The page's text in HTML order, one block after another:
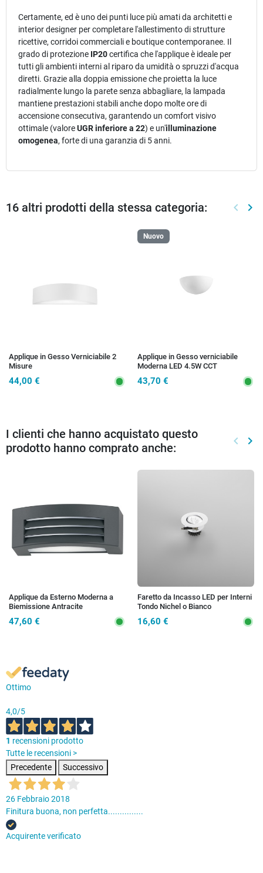
Certamente, ed è uno dei punti luce più amati da architetti e
interior designer per completare l'allestimento di strutture
ricettive, corridoi commerciali e boutique contemporanee. Il
grado di protezione IP20certifica che l'applique è ideale per
tutti gli ambienti interni al riparo da umidità o spruzzi d'acqua
diretti. Grazie alla doppia emissione che proietta la luce
radialmente lungo la parete senza abbagliare, la lampada
mantiene prestazioni stabili anche dopo molte ore di
accensione consecutiva, garantendo un comfort visivo
ottimale (valoreUGR inferiore a 22) e un'illuminazione
omogenea, forte di una garanzia di 5 anni.
16 altri prodotti della stessa categoria: keyboard_arrow_left keyboard_arrow_right
Applique in Gesso Verniciabile 2
Misure
44,00 €
Nuovo
Applique in Gesso verniciabile
Moderna LED 4.5W CCT
43,70 €
I clienti che hanno acquistato questo
prodotto hanno comprato anche:
keyboard_arrow_left keyboard_arrow_right
Applique da Esterno Moderna a
Biemissione Antracite
47,60 €
Faretto da Incasso LED per Interni
Tondo Nichel o Bianco
16,60 €
Ottimo
4,0/5
1 recensioni prodotto
Tutte le recensioni >
Precedente
Successivo
26 Febbraio 2018
Finitura buona, non perfetta...............
Acquirente verificato